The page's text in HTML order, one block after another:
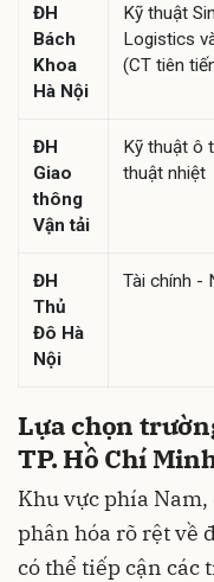
ĐH
Bách
Khoa
Hà Nội
Kỹ thuật
Logistics
(CT tiên
ĐH
Giao
thông
Vận tải
Kỹ thuật ô
thuật nhiệt
ĐH
Thủ
Đô Hà
Nội
Tài chính -
Lựa chọn
TP. Hồ Chí
Khu vực phía Nam,
phân hóa rõ rệt về
có thể tiếp cận các